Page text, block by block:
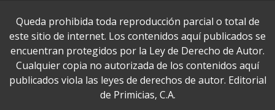
Queda prohibida toda reproducción parcial o total de
este sitio de internet. Los contenidos aquí publicados se
encuentran protegidos por la Ley de Derecho de Autor.
Cualquier copia no autorizada de los contenidos aquí
publicados viola las leyes de derechos de autor. Editorial
de Primicias, C.A.